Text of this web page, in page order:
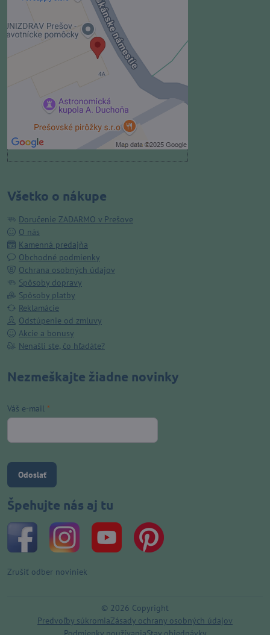
Externý obsah je blokovaný
Voľbami súkromia
Prajete si načítať externý obsah?
Povoliť tentokrát
Povoliť a zapamätať - súhlas s
druhom cookie: Funkčné
Otvoriť obsah v novom okne
Všetko o nákupe
Doručenie ZADARMO v Prešove
O nás
Kamenná predajňa
Obchodné podmienky
Ochrana osobných údajov
Spôsoby dopravy
Spôsoby platby
Reklamácie
Odstúpenie od zmluvy
Akcie a bonusy
Nenašli ste, čo hľadáte?
Nezmeškajte žiadne novinky
Váš e-mail *
Odoslať
Špehujte nás aj tu
Zrušiť odber noviniek
© 2026 Copyright
Predvoľby súkromiaZásady ochrany osobných údajov